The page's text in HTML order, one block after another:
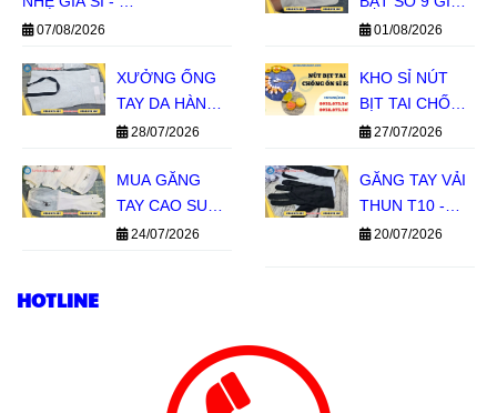
SIZE ĐỦ MÀU
07/08/2026
SỈ - HÀNG SẴN
NHANH
01/08/2026
XƯỞNG ỐNG
TAY DA HÀN
GIÁ SỈ TPHCM
28/07/2026
KHO SỈ NÚT
BỊT TAI CHỐNG
ỒN SILICON 1
GIÁ SỈ MIỀN
NAM
27/07/2026
MUA GĂNG
TAY CAO SU
CON HƯƠU
24/07/2026
GĂNG TAY VẢI
THUN T10 -
BỀN TAY, GIÁ
20/07/2026
HOTLINE